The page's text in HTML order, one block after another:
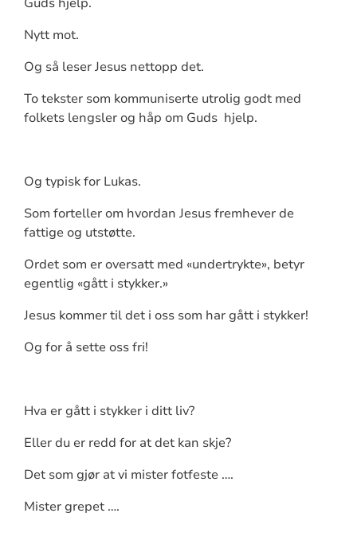
Nytt mot.
Og så leser Jesus nettopp det.
To tekster som kommuniserte utrolig godt med
folkets lengsler og håp om Guds hjelp.
Og typisk for Lukas.
Som forteller om hvordan Jesus fremhever de
fattige og utstøtte.
Ordet som er oversatt med «undertrykte», betyr
egentlig «gått i stykker.»
Jesus kommer til det i oss som har gått i stykker!
Og for å sette oss fri!
Hva er gått i stykker i ditt liv?
Eller du er redd for at det kan skje?
Det som gjør at vi mister fotfeste ….
Mister grepet ….